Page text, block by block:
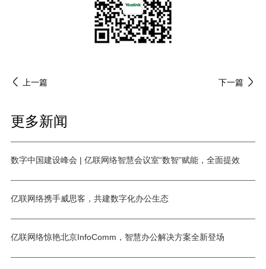
上一篇 下一篇
更多新闻
数字中国建设峰会 | 亿联网络智慧会议室“数智”赋能，全面提效
亿联网络携手威思客，共建数字化办公生态
亿联网络惊艳北京InfoComm，智慧办公解决方案全新登场